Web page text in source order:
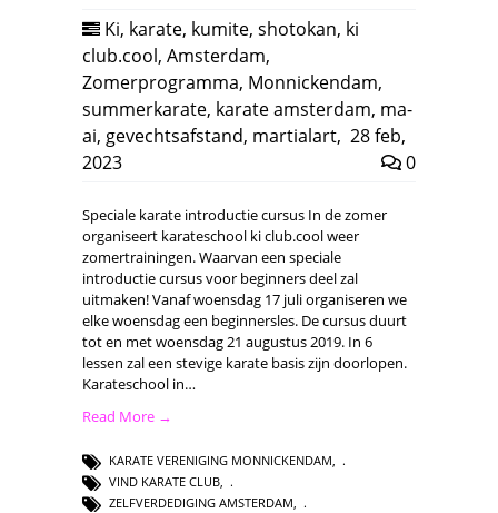
Ki, karate, kumite, shotokan, ki
club.cool, Amsterdam,
Zomerprogramma, Monnickendam,
summerkarate, karate amsterdam, ma-
ai, gevechtsafstand, martialart, 28 feb,
2023
0
Speciale karate introductie cursus In de zomer
organiseert karateschool ki club.cool weer
zomertrainingen. Waarvan een speciale
introductie cursus voor beginners deel zal
uitmaken! Vanaf woensdag 17 juli organiseren we
elke woensdag een beginnersles. De cursus duurt
tot en met woensdag 21 augustus 2019. In 6
lessen zal een stevige karate basis zijn doorlopen.
Karateschool in…
Read More →
KARATE VERENIGING MONNICKENDAM,
VIND KARATE CLUB,
ZELFVERDEDIGING AMSTERDAM,